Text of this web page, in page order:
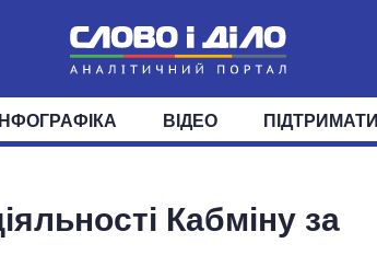
ПОЛІТИКА ЕКОНОМІКА СУСПІЛЬСТВО СВІТ
ДЕПУТАТИ КОМІТЕТИ ФРАКЦІЇ ОКРУГИ
ІНФОГРАФІКА ВІДЕО ПІДТРИМАТИ
Кабміну за